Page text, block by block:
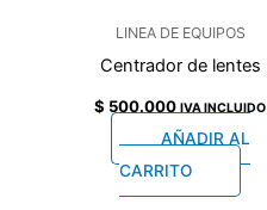
LINEA DE EQUIPOS
Centrador de lentes
$ 500.000 IVA INCLUIDO
AÑADIR AL
CARRITO